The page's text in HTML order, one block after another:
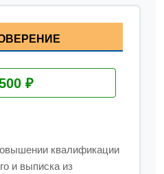
₽
квалификации
и выписка из